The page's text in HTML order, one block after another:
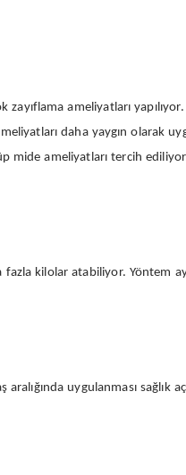
ameliyatları
daha yaygın olarak
mide ameliyatları tercih
kilolar atabiliyor. Yöntem
uygulanması sağlık